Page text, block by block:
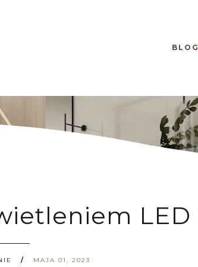
BLOG
LED
MAJA 01, 2023